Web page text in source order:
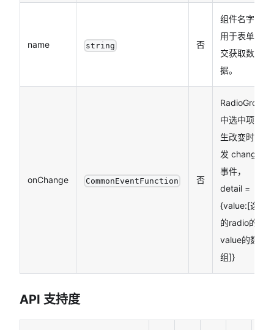
name string 否
组件名字，
用于表单提
交获取数
据。
onChange CommonEventFunction 否
RadioGroup
中选中项发
生改变时触
发 change
事件，
detail =
{value:[选中
的radio的
value的数
组]}
API 支持度